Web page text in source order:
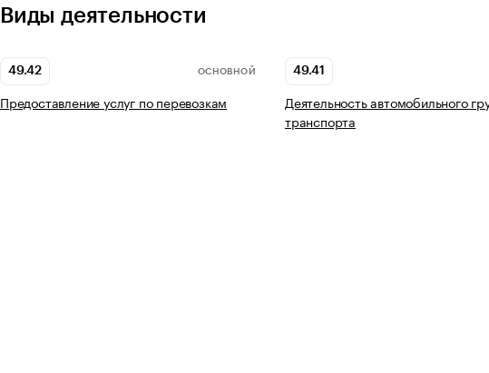
Виды деятельности
49.42 ОСНОВНОЙ
Предоставление услуг по перевозкам
49.41
Деятельность автомобильного
транспорта